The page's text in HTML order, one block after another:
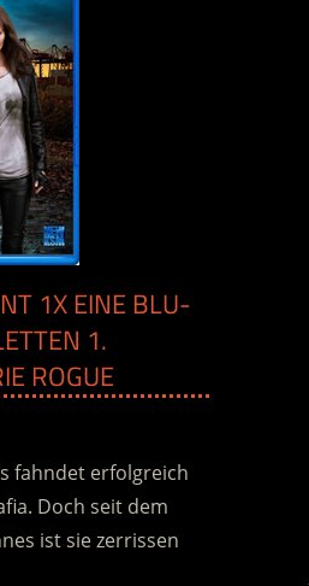
1X EINE BLU-
1.
ROGUE
fahndet erfolgreich
Doch seit dem
ist sie zerrissen